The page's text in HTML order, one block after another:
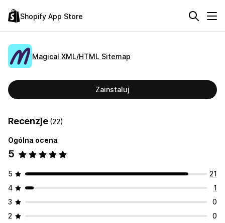
Shopify App Store
Magical XML/HTML Sitemap
Zainstaluj
Recenzje (22)
Ogólna ocena
5
5
21
4
1
3
0
2
0